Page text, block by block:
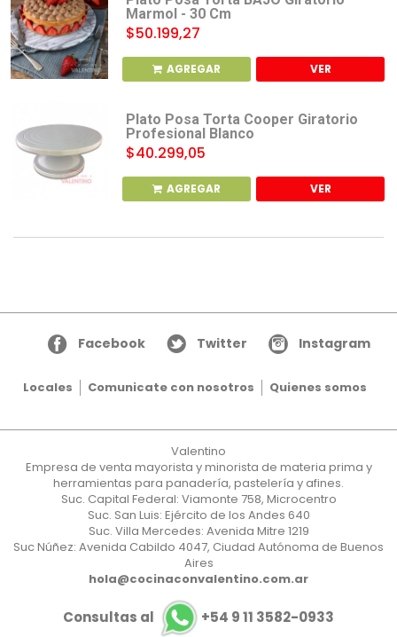
Marmol - 30 Cm
$50.199,27
AGREGAR VER
Plato Posa Torta Cooper Giratorio
Profesional Blanco
$40.299,05
AGREGAR VER
Facebook Twitter Instagram
Locales Comunicate con nosotros Quienes somos
Valentino
Empresa de venta mayorista y minorista de materia prima y
herramientas para panadería, pastelería y afines.
Suc. Capital Federal: Viamonte 758, Microcentro
Suc. San Luis: Ejército de los Andes 640
Suc. Villa Mercedes: Avenida Mitre 1219
Suc Núñez: Avenida Cabildo 4047, Ciudad Autónoma de Buenos
Aires
hola@cocinaconvalentino.com.ar
Consultas al +54 9 11 3582-0933